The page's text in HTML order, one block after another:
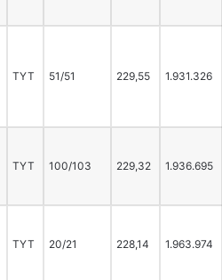
TYT 51/51 229,55 1.931.326
TYT 100/103 229,32 1.936.695
TYT 20/21 228,14 1.963.974